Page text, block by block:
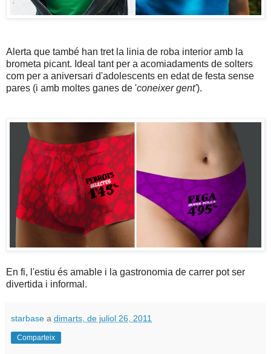
Alerta que també han tret la linia de roba interior amb la
brometa picant. Ideal tant per a acomiadaments de solters
com per a aniversari d'adolescents en edat de festa sense
pares (i amb moltes ganes de 'coneixer gent').
En fi, l'estiu és amable i la gastronomia de carrer pot ser
divertida i informal.
starbase a dimarts, de juliol 26, 2011
Comparteix